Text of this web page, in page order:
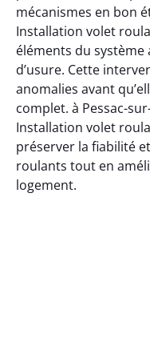
mécanismes en bon
Installation volet
éléments du système
d’usure. Cette
anomalies avant
complet. à Pessac-
Installation volet
préserver la fiabilité
roulants tout en
logement.